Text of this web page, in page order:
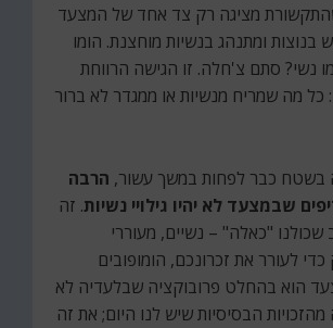
מציגה רק צד אחד של המצעד
ומתנהג בנשיות מוחצנת. הומו
נשי? סתם צ'חלה. זו הגישה הרווחת
כל מה שמריח מנשיות או ממגדר לא ברור
בשטח כבר לפחות במשך עשור, הרבה
שבמצעד לא יהיו גילויי נשיות. זה
שכולנו "כאלה" – נשיים, מעוררי
כדי לעורר את זכרונכם, הומופובים
הוא בהחלט פרובוקציה שבלעדיה לא
הבסיסיות שיש לנו היום; את זה